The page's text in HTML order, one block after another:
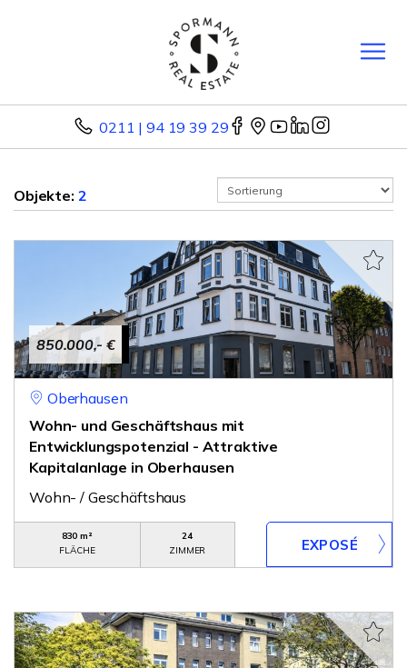
0211 | 94 19 39 29
Objekte: 2
850.000,- €
Oberhausen
Wohn- und Geschäftshaus mit
Entwicklungspotenzial - Attraktive
Kapitalanlage in Oberhausen
Wohn- / Geschäftshaus
830 m²
FLÄCHE
24
ZIMMER